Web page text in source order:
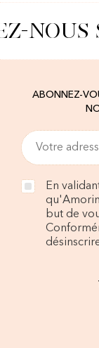
NOUS
ABONNEZ-
En
but de